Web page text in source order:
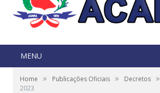
MENU
Home » Publicações Oficiais » Decretos »
2023